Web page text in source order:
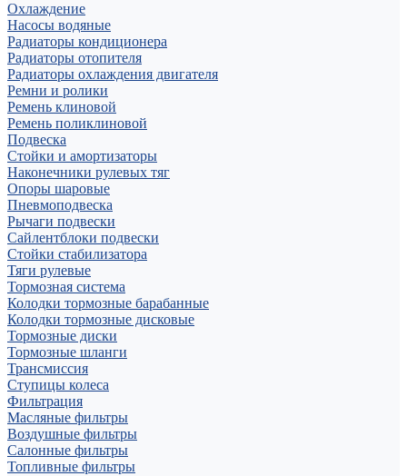
Охлаждение
Насосы водяные
Радиаторы кондиционера
Радиаторы отопителя
Радиаторы охлаждения двигателя
Ремни и ролики
Ремень клиновой
Ремень поликлиновой
Подвеска
Стойки и амортизаторы
Наконечники рулевых тяг
Опоры шаровые
Пневмоподвеска
Рычаги подвески
Сайлентблоки подвески
Стойки стабилизатора
Тяги рулевые
Тормозная система
Колодки тормозные барабанные
Колодки тормозные дисковые
Тормозные диски
Тормозные шланги
Трансмиссия
Ступицы колеса
Фильтрация
Масляные фильтры
Воздушные фильтры
Салонные фильтры
Топливные фильтры